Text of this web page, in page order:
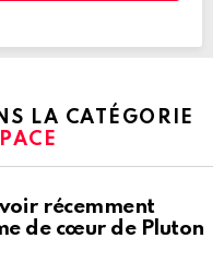
LA CATÉGORIE
récemment
de cœur de Pluton